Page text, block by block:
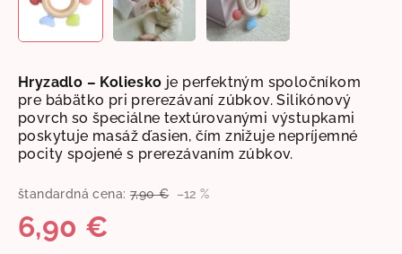
Hryzadlo – Koliesko je perfektným spoločníkom
pre bábätko pri prerezávaní zúbkov. Silikónový
povrch so špeciálne textúrovanými výstupkami
poskytuje masáž ďasien, čím znižuje nepríjemné
pocity spojené s prerezávaním zúbkov.
štandardná cena: 7,90 € –12 %
6,90 €